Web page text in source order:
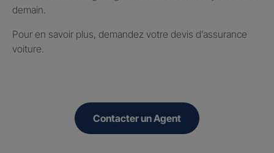
demain.
Pour en savoir plus, demandez votre devis d’assurance
voiture.
Contacter un Agent